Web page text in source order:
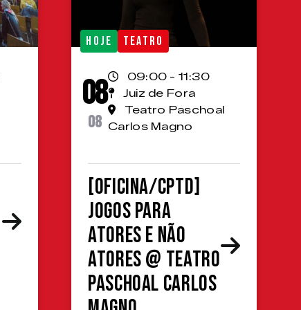
HOJE TEATRO
08
08
09:00 - 11:30
Juiz de Fora
Teatro Paschoal
Carlos Magno
[OFICINA/CPTD]
Jogos para
atores e não
atores @ Teatro
Paschoal Carlos